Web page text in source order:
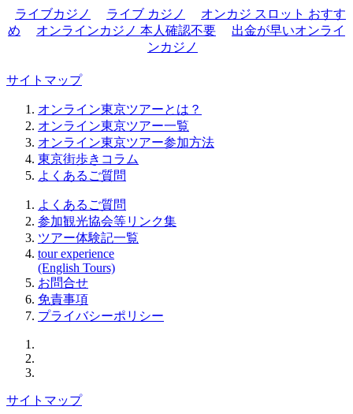
ライブカジノ ライブ カジノ
オンカジ スロット おすす
め
オンラインカジノ 本人確認不要
出金が早いオンライ
ンカジノ
サイトマップ
オンライン東京ツアーとは？
オンライン東京ツアー一覧
オンライン東京ツアー参加方法
東京街歩きコラム
よくあるご質問
よくあるご質問
参加観光協会等リンク集
ツアー体験記一覧
tour experience
(English Tours)
お問合せ
免責事項
プライバシーポリシー
サイトマップ